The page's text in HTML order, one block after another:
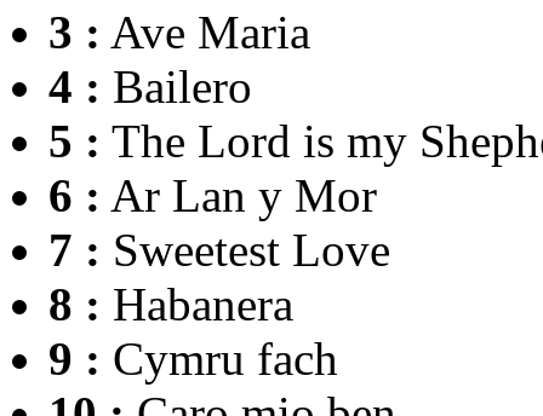
3 : Ave Maria
4 : Bailero
5 : The Lord is my
6 : Ar Lan y Mor
7 : Sweetest Love
8 : Habanera
9 : Cymru fach